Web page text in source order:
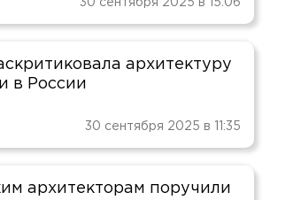
30 сентября 2025 в 15:06
архитектуру
в России
30 сентября 2025 в 11:35
архитекторам поручили